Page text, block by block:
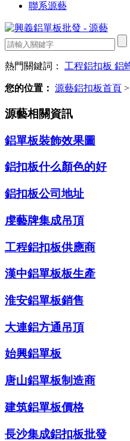
聯系源藝
熱門關鍵詞： 工程鋁扣板 鋁
您的位置： 源藝鋁扣板首頁 >
源藝相關資訊
鋁單板裝飾效果圖
鋁扣板什么顏色的好
鋁扣板公司地址
虔藝牌集成吊頂
工程鋁扣板供應商
漢中鋁單板板生產
淮安鋁單板銷售
大連鋁方通吊頂
始興鋁單板
唐山鋁單板制造商
建筑鋁單板價格
長沙集成鋁扣板批發